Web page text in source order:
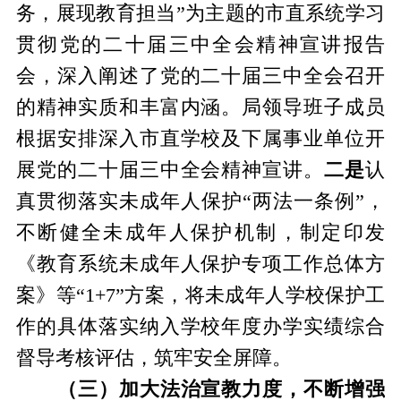
务，展现教育担当”为主题的市直系统学习
贯彻党的二十届三中全会精神宣讲报告
会，深入阐述了党的二十届三中全会召开
的精神实质和丰富内涵。局领导班子成员
根据安排深入市直学校及下属事业单位开
展党的二十届三中全会精神宣讲。二是认
真贯彻落实未成年人保护“两法一条例”，
不断健全未成年人保护机制，制定印发
《教育系统未成年人保护专项工作总体方
案》等“1+7”方案，将未成年人学校保护工
作的具体落实纳入学校年度办学实绩综合
督导考核评估，筑牢安全屏障。
（三）加大法治宣教力度，不断增强